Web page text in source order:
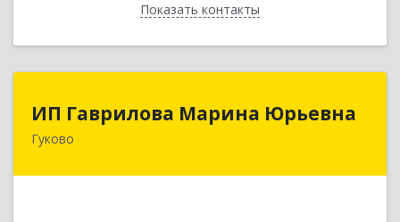
Показать контакты
Назад
ИП Гаврилова Марина Юрьевна
Гуково